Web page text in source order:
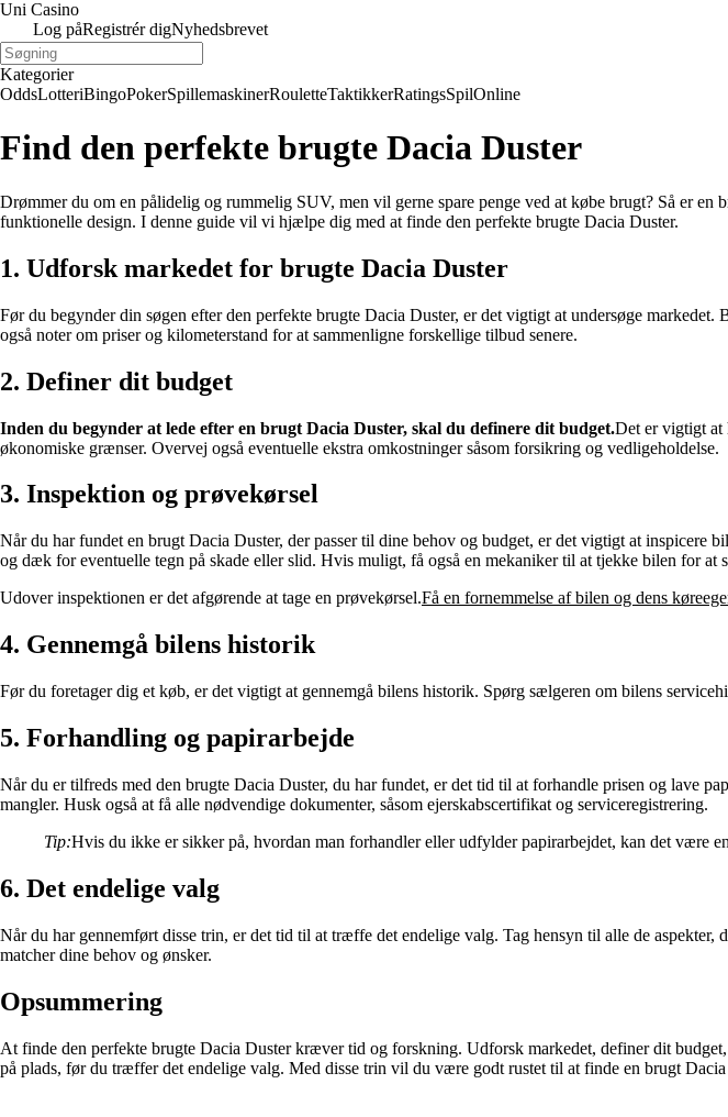
Uni Casino
Log påRegistrér digNyhedsbrevet
Kategorier
OddsLotteriBingoPokerSpillemaskinerRouletteTaktikkerRatingsSpilOnline
Find den perfekte brugte Dacia Duster
Drømmer du om en pålidelig og rummelig SUV, men vil gerne spare penge ved at købe brugt? Så er
funktionelle design. I denne guide vil vi hjælpe dig med at finde den perfekte brugte Dacia Duster.
1. Udforsk markedet for brugte Dacia Duster
Før du begynder din søgen efter den perfekte brugte Dacia Duster, er det vigtigt at undersøge
også noter om priser og kilometerstand for at sammenligne forskellige tilbud senere.
2. Definer dit budget
Inden du begynder at lede efter en brugt Dacia Duster, skal du definere dit budget.Det er vigtigt at
økonomiske grænser. Overvej også eventuelle ekstra omkostninger såsom forsikring og vedligeholdelse.
3. Inspektion og prøvekørsel
Når du har fundet en brugt Dacia Duster, der passer til dine behov og budget, er det vigtigt at inspicere
og dæk for eventuelle tegn på skade eller slid. Hvis muligt, få også en mekaniker til at tjekke bilen for at
Udover inspektionen er det afgørende at tage en prøvekørsel.Få en fornemmelse af bilen og dens
4. Gennemgå bilens historik
Før du foretager dig et køb, er det vigtigt at gennemgå bilens historik. Spørg sælgeren om bilens
5. Forhandling og papirarbejde
Når du er tilfreds med den brugte Dacia Duster, du har fundet, er det tid til at forhandle prisen og lave
mangler. Husk også at få alle nødvendige dokumenter, såsom ejerskabscertifikat og serviceregistrering.
Tip:Hvis du ikke er sikker på, hvordan man forhandler eller udfylder papirarbejdet, kan det være
6. Det endelige valg
Når du har gennemført disse trin, er det tid til at træffe det endelige valg. Tag hensyn til alle de
matcher dine behov og ønsker.
Opsummering
At finde den perfekte brugte Dacia Duster kræver tid og forskning. Udforsk markedet, definer dit
på plads, før du træffer det endelige valg. Med disse trin vil du være godt rustet til at finde en brugt